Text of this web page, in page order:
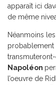
apparaît ici
de même
Néanmoins
probablement
Napoléon
l’oeuvre de